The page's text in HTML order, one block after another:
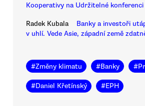
Kooperativy na Udržitelné konferenci
Radek Kubala
Banky a investoři
v uhlí. Vede Asie, západní země
#Změny klimatu #Banky #
#Daniel Křetínský #EPH